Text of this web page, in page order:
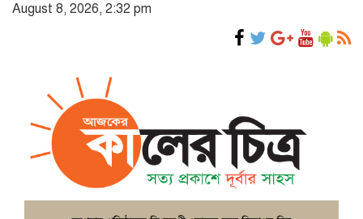
August 8, 2026, 2:32 pm